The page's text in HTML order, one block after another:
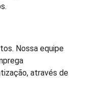
Nossa equipe
através de